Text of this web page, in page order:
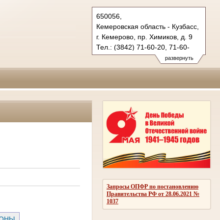
развернуть
650056,
Кемеровская область - Кузбасс,
г. Кемерово, пр. Химиков, д. 9
Тел.: (3842) 71-60-20, 71-60-
22 (т/ф.)
oblsud.kmr@sudrf.ru
Запросы ОПФР по постановлению
Правительства РФ от 28.06.2021 №
1037